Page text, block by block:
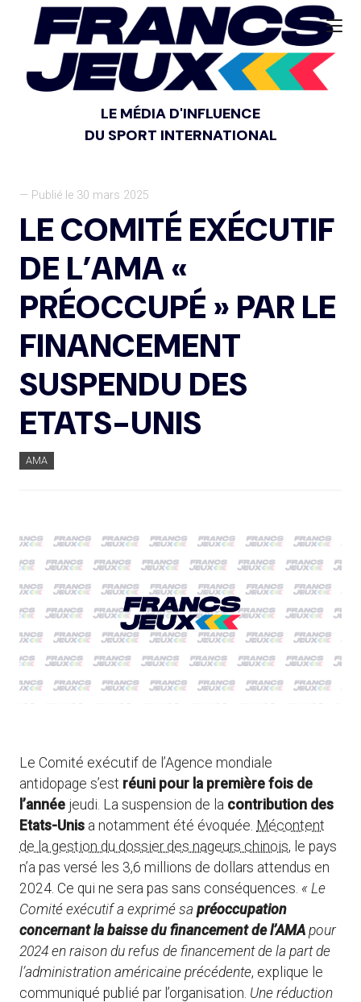
LE MÉDIA D'INFLUENCE
DU SPORT INTERNATIONAL
— Publié le 30 mars 2025
LE COMITÉ EXÉCUTIF
DE L’AMA «
PRÉOCCUPÉ » PAR LE
FINANCEMENT
SUSPENDU DES
ETATS-UNIS
AMA
Le Comité exécutif de l’Agence mondiale
antidopage s’est réuni pour la première fois de
l’année jeudi. La suspension de la contribution des
Etats-Unis a notamment été évoquée. Mécontent
de la gestion du dossier des nageurs chinois, le pays
n’a pas versé les 3,6 millions de dollars attendus en
2024. Ce qui ne sera pas sans conséquences. « Le
Comité exécutif a exprimé sa préoccupation
concernant la baisse du financement de l’AMA pour
2024 en raison du refus de financement de la part de
l’administration américaine précédente, explique le
communiqué publié par l’organisation. Une réduction